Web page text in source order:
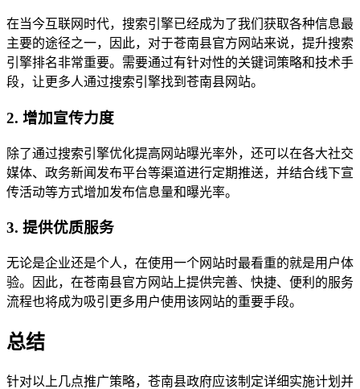
在当今互联网时代，搜索引擎已经成为了我们获取各种信息最
主要的途径之一，因此，对于苍南县官方网站来说，提升搜索
引擎排名非常重要。需要通过有针对性的关键词策略和技术手
段，让更多人通过搜索引擎找到苍南县网站。
2. 增加宣传力度
除了通过搜索引擎优化提高网站曝光率外，还可以在各大社交
媒体、政务新闻发布平台等渠道进行定期推送，并结合线下宣
传活动等方式增加发布信息量和曝光率。
3. 提供优质服务
无论是企业还是个人，在使用一个网站时最看重的就是用户体
验。因此，在苍南县官方网站上提供完善、快捷、便利的服务
流程也将成为吸引更多用户使用该网站的重要手段。
总结
针对以上几点推广策略，苍南县政府应该制定详细实施计划并